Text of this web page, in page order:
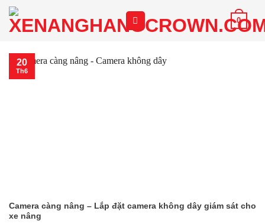
Chuyển
đến
dung
0
Camera càng nâng – Lắp đặt camera không dây giám sát cho
xe nâng
20
Th6